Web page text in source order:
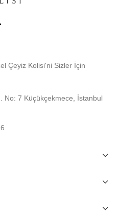
Çeyiz Kolisi'ni Sizler İçin
No: 7 Küçükçekmece, İstanbul